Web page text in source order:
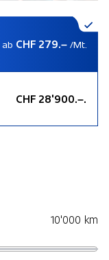
ab CHF 279.– /Mt.
CHF 28'900.–.
10'000 km